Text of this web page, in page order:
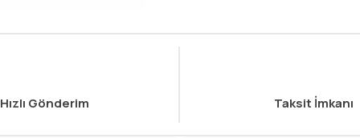
Hızlı Gönderim Taksit İmkanı